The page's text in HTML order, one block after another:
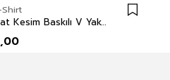
SADE Kadın Rahat Kesim Baskılı V Yaka T-Shirt Yeşil